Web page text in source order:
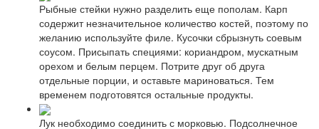
Рыбные стейки нужно разделить еще пополам. Карп
содержит незначительное количество костей, поэтому по
желанию используйте филе. Кусочки сбрызнуть соевым
соусом. Присыпать специями: кориандром, мускатным
орехом и белым перцем. Потрите друг об друга
отдельные порции, и оставьте мариноваться. Тем
временем подготовятся остальные продукты.
Лук необходимо соединить с морковью. Подсолнечное